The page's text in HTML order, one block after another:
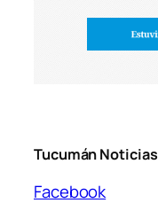
Tucumán Noticias
Facebook